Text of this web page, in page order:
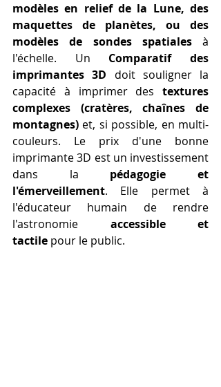
modèles en relief de la Lune, des
maquettes de planètes, ou des
modèles de sondes spatiales à
l'échelle. Un Comparatif des
imprimantes 3D doit souligner la
capacité à imprimer des textures
complexes (cratères, chaînes de
montagnes) et, si possible, en multi-
couleurs. Le prix d'une bonne
imprimante 3D est un investissement
dans la pédagogie et
l'émerveillement. Elle permet à
l'éducateur humain de rendre
l'astronomie accessible et
tactile pour le public.